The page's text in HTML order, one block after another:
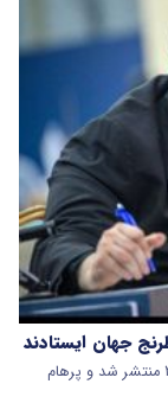
نخستین رده‌بندی فدراسیون جهانی شطرنج در سال ۲۰۲۶ منتشر شد و پرهام